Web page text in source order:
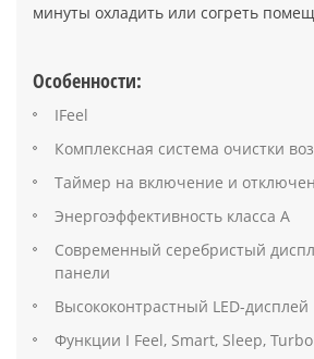
минуты охладить или согреть
Особенности:
IFeel
Комплексная система очистки
Таймер на включение и
Энергоэффективность класса А
Современный серебристый
панели
Высококонтрастный LED-дисплей
Функции I Feel, Smart, Sleep, Turbo